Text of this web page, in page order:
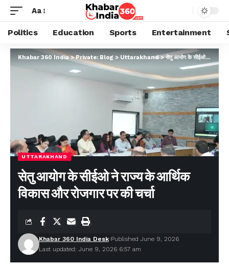
Aa
Politics Education Sports Entertainment
Khabar 360 India>Private: Blog > Uttarakhand>सेतु आयोग के सीईओ ने राज्य के आर्थिक विकास और रोजगार पर की चर्चा
UTTARAKHAND
सेतु आयोग के सीईओ ने राज्य के आर्थिक
विकास और रोजगार पर की चर्चा
Last updated: June 9, 2026 6:57 am
Khabar 360 India Desk Published June 9, 2026